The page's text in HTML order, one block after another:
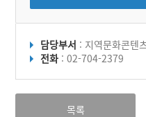
담당부서 : 지역문화콘텐
전화 : 02-704-2379
목록